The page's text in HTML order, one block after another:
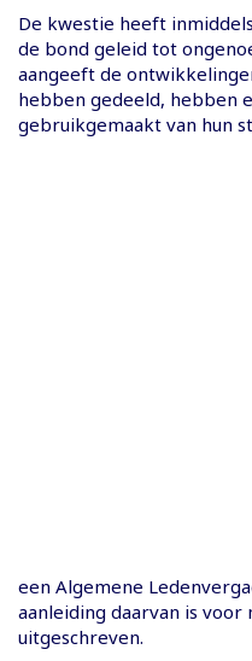
De kwestie heeft
de bond geleid tot
aangeeft de
hebben gedeeld, hebben
gebruikgemaakt van hun
een Algemene
aanleiding daarvan is voor
uitgeschreven.